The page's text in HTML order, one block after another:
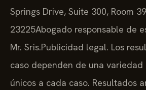
Springs Drive, Suite 300, Room
23225Abogado responsable de
Mr. Sris.Publicidad legal. Los
caso dependen de una
únicos a cada caso. Resultados